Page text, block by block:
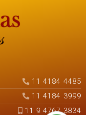
11 4184 4485
11 4184 3999
11 9 4767 3834